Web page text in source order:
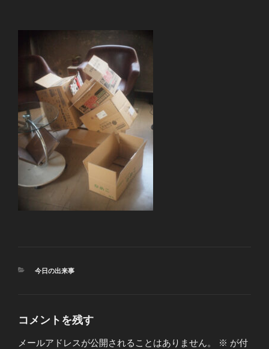
カ
今日の出来事
コメントを残す
メールアドレスが公開されることはありません。 ※ が付